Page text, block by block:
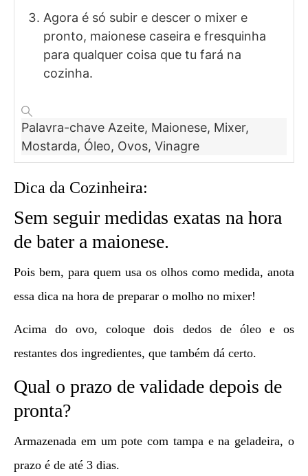
Agora é só subir e descer o mixer e
pronto, maionese caseira e fresquinha
para qualquer coisa que tu fará na
cozinha.
Palavra-chave Azeite, Maionese, Mixer,
Mostarda, Óleo, Ovos, Vinagre
Dica da Cozinheira:
Sem seguir medidas exatas na hora
de bater a maionese.
Pois bem, para quem usa os olhos como medida, anota
essa dica na hora de preparar o molho no mixer!
Acima do ovo, coloque dois dedos de óleo e os
restantes dos ingredientes, que também dá certo.
Qual o prazo de validade depois de
pronta?
Armazenada em um pote com tampa e na geladeira, o
prazo é de até 3 dias.